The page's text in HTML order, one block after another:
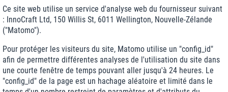
Ce site web utilise un service d'analyse web du fournisseur suivant
: InnoCraft Ltd, 150 Willis St, 6011 Wellington, Nouvelle-Zélande
("Matomo").
Pour protéger les visiteurs du site, Matomo utilise un "config_id"
afin de permettre différentes analyses de l'utilisation du site dans
une courte fenêtre de temps pouvant aller jusqu'à 24 heures. Le
"config_id" de la page est un hachage aléatoire et limité dans le